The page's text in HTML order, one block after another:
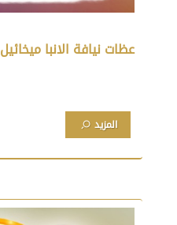
عظات نيافة الانبا ميخائيل
المزيد